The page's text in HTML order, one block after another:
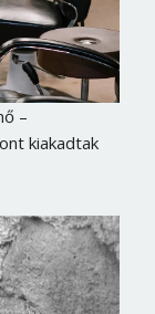
–
kiakadtak